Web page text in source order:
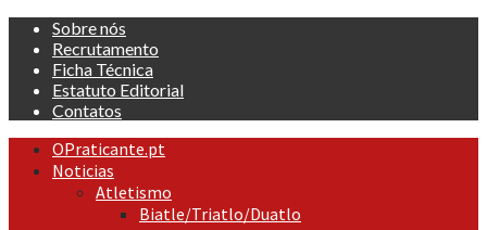
Skip
content
Sobre nós
Recrutamento
Ficha Técnica
Estatuto Editorial
Contatos
Primary
Menu
OPraticante.pt
Noticias
Atletismo
Biatle/Triatlo/Duatlo